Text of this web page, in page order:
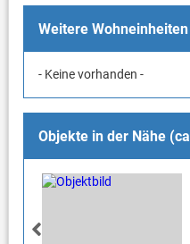
Weitere
- Keine vorhanden -
Objekte in der Nähe